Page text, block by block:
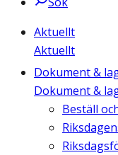
Aktuellt
Aktuellt
Dokument &
Dokument &
Beställ